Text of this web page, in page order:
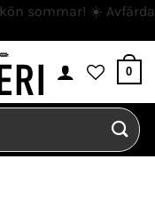
sommar! ☀️ Avfärda
0